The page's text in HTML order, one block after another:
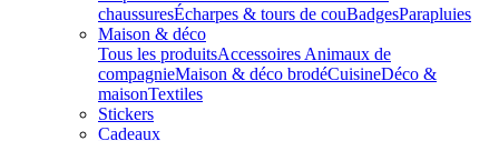
chaussuresÉcharpes & tours de couBadgesParapluies
Maison & déco
Tous les produitsAccessoires Animaux de
compagnieMaison & déco brodéCuisineDéco &
maisonTextiles
Stickers
Cadeaux